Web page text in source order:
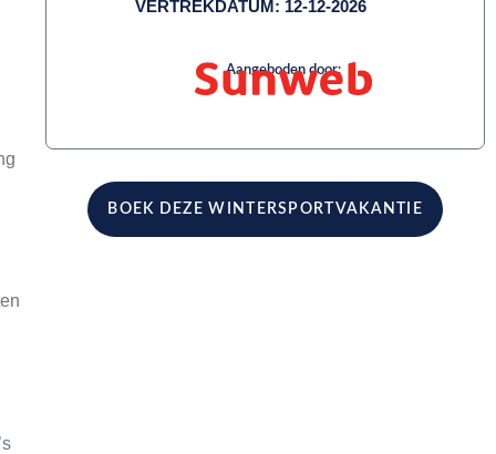
VERTREKDATUM: 12-12-2026
Aangeboden door:
BOEK DEZE WINTERSPORTVAKANTIE